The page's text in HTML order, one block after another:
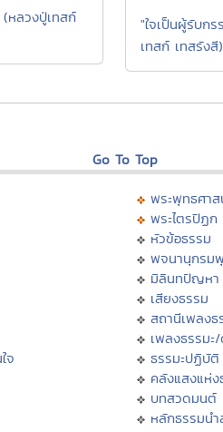
(หลวงปู่เทสก์
"ใจเป็นผู้รับก
เทสก์ เทสรังสี)
Go To Top
จ
พระพุทธศาส
พระไตรปิฏก
หัวข้อธรรม
พจนานุกรม
มิลินทปัญหา
เสียงธรรม
สถานีเพลงธ
เพลงธรรม
ธรรมะปฏิบัติ
คลังแสงแห่ง
บทสวดมนต์
หลักธรรมนำ